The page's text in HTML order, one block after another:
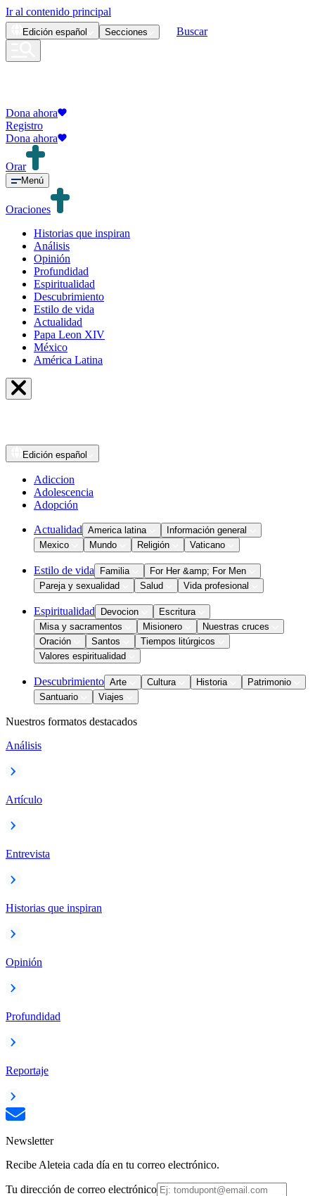
Ir al contenido principal
Edición español Secciones Buscar
Dona ahora
Registro
Dona ahora
Orar
Menú
Oraciones
Historias que inspiran
Análisis
Opinión
Profundidad
Espiritualidad
Descubrimiento
Estilo de vida
Actualidad
Papa Leon XIV
México
América Latina
Edición español
Adiccion
Adolescencia
Adopción
Actualidad America latina
Información general
Mexico
Mundo Religión Vaticano
Estilo de vida Familia
For Her &amp; For Men
Pareja y sexualidad
Salud Vida profesional
Espiritualidad Devocion
Escritura
Misa y sacramentos
Misionero
Nuestras cruces
Oración
Santos
Tiempos litúrgicos
Valores espiritualidad
Descubrimiento Arte Cultura Historia
Patrimonio
Santuario
Viajes
Nuestros formatos destacados
Análisis
Artículo
Entrevista
Historias que inspiran
Opinión
Profundidad
Reportaje
Newsletter
Recibe Aleteia cada día en tu correo electrónico.
Tu dirección de correo electrónico